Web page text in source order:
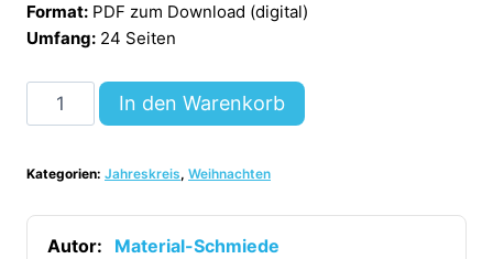
Format: PDF zum Download (digital)
Umfang: 24 Seiten
Mini-
Heft:
-
Vorschule
(24
In den Warenkorb
Kategorien: Jahreskreis, Weihnachten
Autor:
Material-Schmiede